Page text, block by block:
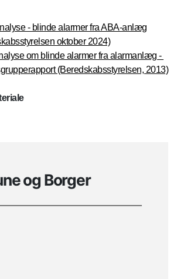
- blinde alarmer fra ABA-anlæg
oktober 2024)
om blinde alarmer fra alarmanlæg -
(Beredskabsstyrelsen, 2013)
og Borger